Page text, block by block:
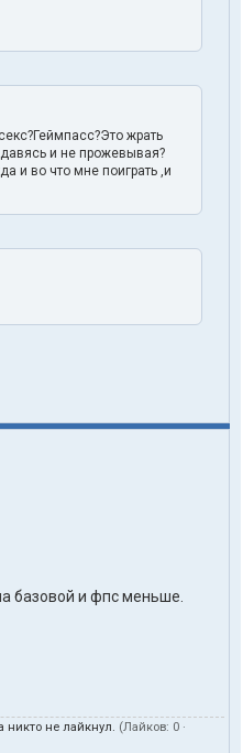
жрать
и не прожевывая?
и во что мне поиграть ,и
базовой и фпс меньше.
никто не лайкнул. (Лайков: 0 ·